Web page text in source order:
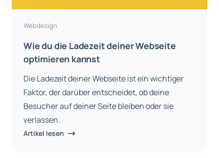
Webdesign
Wie du die Ladezeit deiner Webseite
optimieren kannst
Die Ladezeit deiner Webseite ist ein wichtiger
Faktor, der darüber entscheidet, ob deine
Besucher auf deiner Seite bleiben oder sie
verlassen.
Artikel lesen